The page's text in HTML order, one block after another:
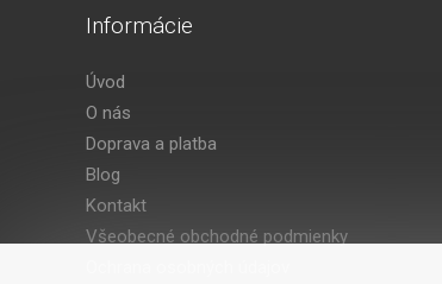
Informácie
Úvod
O nás
Doprava a platba
Blog
Kontakt
Všeobecné obchodné podmienky